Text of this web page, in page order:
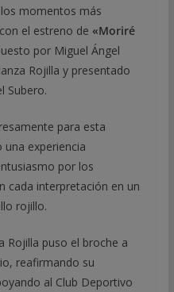
momentos más
el estreno de «Moriré
por Miguel Ángel
Rojilla y presentado
Subero.
para esta
experiencia
por los
cada interpretación en un
rojillo.
Rojilla puso el broche a
reafirmando su
al Club Deportivo